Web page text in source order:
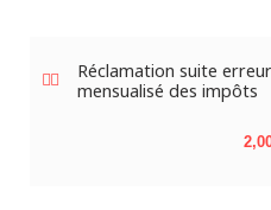
Réclamation suite
mensualisé des impôts
Prix